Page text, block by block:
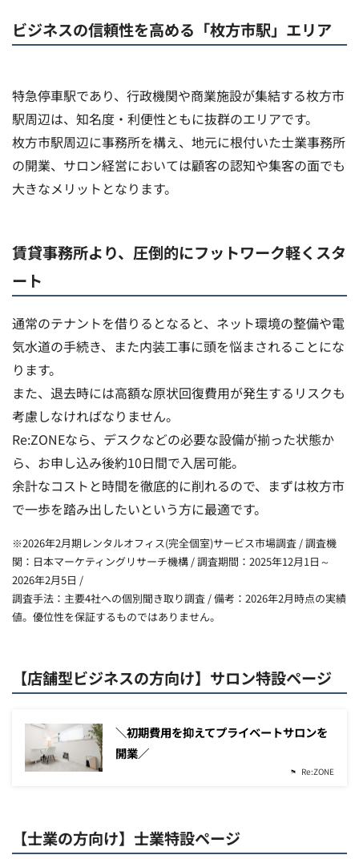
ビジネスの信頼性を高める「枚方市駅」エリア
特急停車駅であり、行政機関や商業施設が集結する枚方市
駅周辺は、知名度・利便性ともに抜群のエリアです。
枚方市駅周辺に事務所を構え、地元に根付いた士業事務所
の開業、サロン経営においては顧客の認知や集客の面でも
大きなメリットとなります。
賃貸事務所より、圧倒的にフットワーク軽くスタ
ート
通常のテナントを借りるとなると、ネット環境の整備や電
気水道の手続き、また内装工事に頭を悩まされることにな
ります。
また、退去時には高額な原状回復費用が発生するリスクも
考慮しなければなりません。
Re:ZONEなら、デスクなどの必要な設備が揃った状態か
ら、お申し込み後約10日間で入居可能。
余計なコストと時間を徹底的に削れるので、まずは枚方市
で一歩を踏み出したいという方に最適です。
※2026年2月期レンタルオフィス(完全個室)サービス市場調査 / 調査機
関：日本マーケティングリサーチ機構 / 調査期間：2025年12月1日～
2026年2月5日 /
調査手法：主要4社への個別聞き取り調査 / 備考：2026年2月時点の実績
値。優位性を保証するものではありません。
【店舗型ビジネスの方向け】サロン特設ページ
＼初期費用を抑えてプライベートサロンを
開業／
Re:ZONE
【士業の方向け】士業特設ページ